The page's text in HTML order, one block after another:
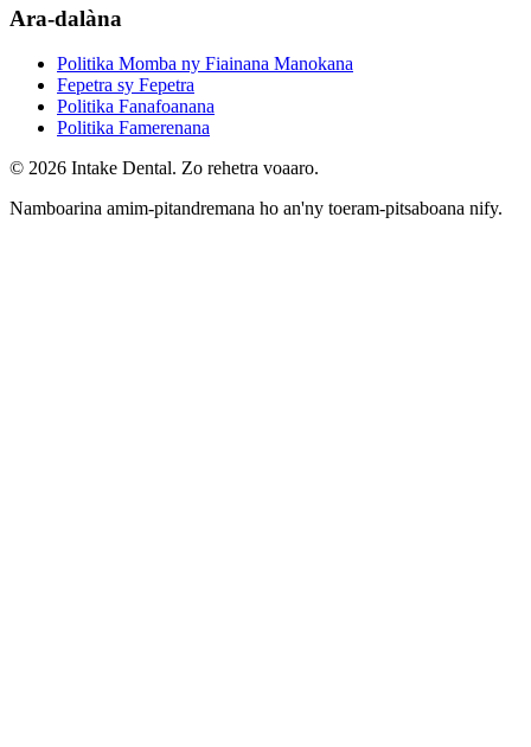
Ara-dalàna
Politika Momba ny Fiainana Manokana
Fepetra sy Fepetra
Politika Fanafoanana
Politika Famerenana
© 2026 Intake Dental. Zo rehetra voaaro.
Namboarina amim-pitandremana ho an'ny toeram-pitsaboana nify.